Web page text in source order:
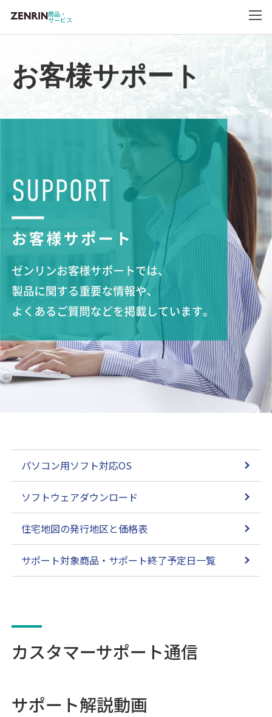
商品・
サービス
お客様サポート
パソコン用ソフト対応OS
ソフトウェアダウンロード
住宅地図の発行地区と価格表
サポート対象商品・サポート終了予定日一覧
カスタマーサポート通信
サポート解説動画